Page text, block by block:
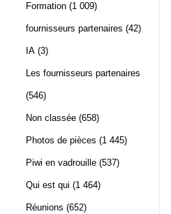
Formation (1 009)
fournisseurs partenaires (42)
IA (3)
Les fournisseurs partenaires
(546)
Non classée (658)
Photos de pièces (1 445)
Piwi en vadrouille (537)
Qui est qui (1 464)
Réunions (652)